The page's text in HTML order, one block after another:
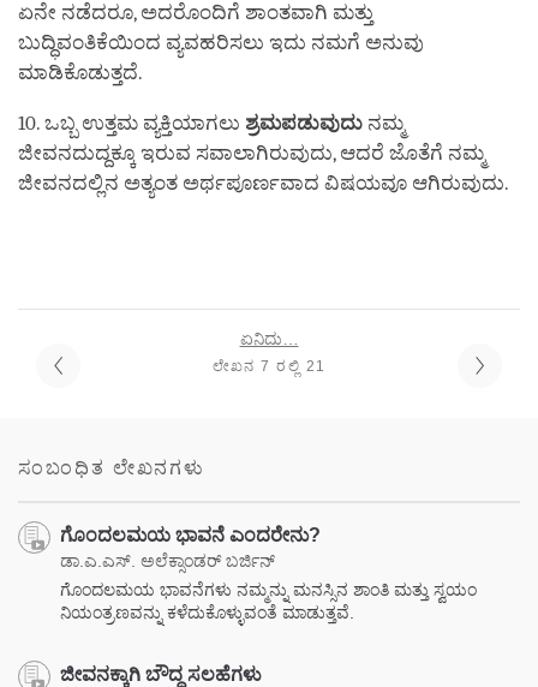
ಏನೇ ನಡೆದರೂ, ಅದರೊಂದಿಗೆ ಶಾಂತವಾಗಿ ಮತ್ತು
ಬುದ್ಧಿವಂತಿಕೆಯಿಂದ ವ್ಯವಹರಿಸಲು ಇದು ನಮಗೆ ಅನುವು
ಮಾಡಿಕೊಡುತ್ತದೆ.
10. ಒಬ್ಬ ಉತ್ತಮ ವ್ಯಕ್ತಿಯಾಗಲು ಶ್ರಮಪಡುವುದು ನಮ್ಮ
ಜೀವನದುದ್ದಕ್ಕೂ ಇರುವ ಸವಾಲಾಗಿರುವುದು, ಆದರೆ ಜೊತೆಗೆ ನಮ್ಮ
ಜೀವನದಲ್ಲಿನ ಅತ್ಯಂತ ಅರ್ಥಪೂರ್ಣವಾದ ವಿಷಯವೂ ಆಗಿರುವುದು.
ಏನಿದು…
ಲೇಖನ 7 ರಲ್ಲಿ 21
ಸಂಬಂಧಿತ ಲೇಖನಗಳು
ಗೊಂದಲಮಯ ಭಾವನೆ ಎಂದರೇನು?
ಡಾ.ಎ.ಎಸ್. ಅಲೆಕ್ಸಾಂಡರ್ ಬರ್ಜಿನ್
ಗೊಂದಲಮಯ ಭಾವನೆಗಳು ನಮ್ಮನ್ನು ಮನಸ್ಸಿನ ಶಾಂತಿ ಮತ್ತು ಸ್ವಯಂ
ನಿಯಂತ್ರಣವನ್ನು ಕಳೆದುಕೊಳ್ಳುವಂತೆ ಮಾಡುತ್ತವೆ.
ಜೀವನಕ್ಕಾಗಿ ಬೌದ್ಧ ಸಲಹೆಗಳು